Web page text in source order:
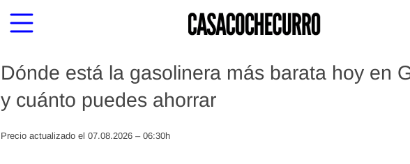
Dónde está la gasolinera más barata hoy en
y cuánto puedes ahorrar
Precio actualizado el 07.08.2026 – 06:30h